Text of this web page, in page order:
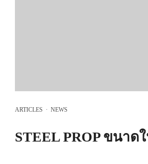
ARTICLES · NEWS
STEEL PROP ขนาด